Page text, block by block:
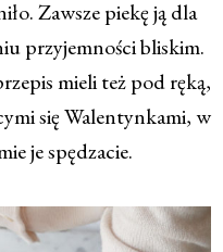
Zawsze piekę ją dla
przyjemności bliskim.
mieli też pod ręką,
się Walentynkami, w
je spędzacie.